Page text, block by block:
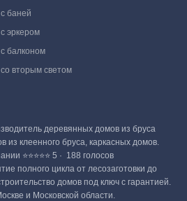
баней
эркером
балконом
вторым светом
деревянных домов из бруса
из клеенного бруса, каркасных домов.
⭐⭐⭐⭐⭐ 5 · ‎ 188 голосов
полного цикла от лесозаготовки до
домов под ключ с гарантией.
и Московской области.